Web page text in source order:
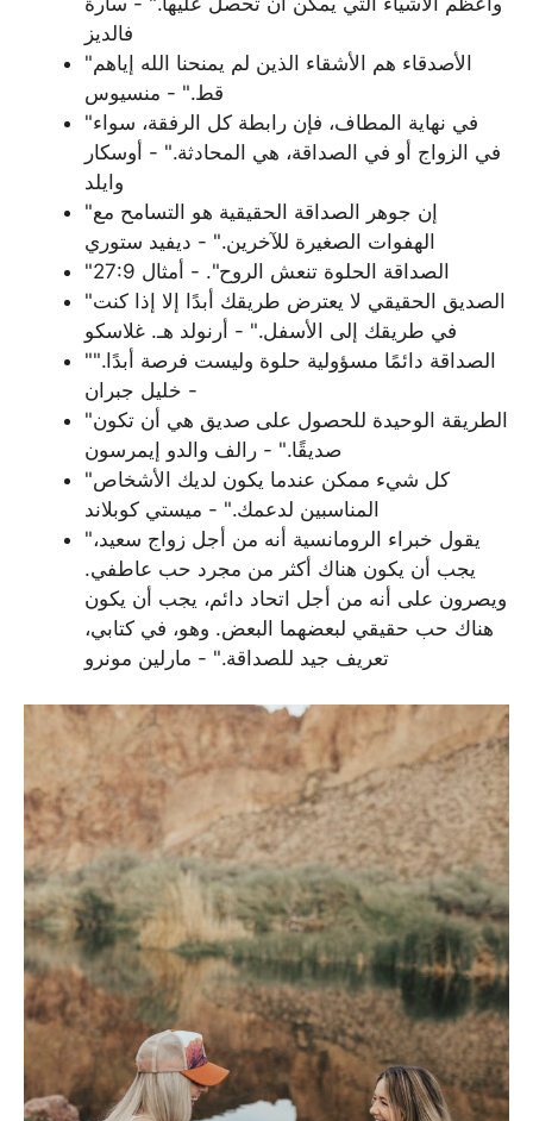
فالديز
"الأصدقاء هم الأشقاء الذين لم يمنحنا الله إياهم
قط." - منسيوس
"في نهاية المطاف، فإن رابطة كل الرفقة، سواء
في الزواج أو في الصداقة، هي المحادثة." - أوسكار
وايلد
"إن جوهر الصداقة الحقيقية هو التسامح مع
الهفوات الصغيرة للآخرين." - ديفيد ستوري
"الصداقة الحلوة تنعش الروح". - أمثال 27:9
"الصديق الحقيقي لا يعترض طريقك أبدًا إلا إذا كنت
في طريقك إلى الأسفل." - أرنولد هـ. غلاسكو
"الصداقة دائمًا مسؤولية حلوة وليست فرصة أبدًا."
- خليل جبران
"الطريقة الوحيدة للحصول على صديق هي أن تكون
صديقًا." - رالف والدو إيمرسون
"كل شيء ممكن عندما يكون لديك الأشخاص
المناسبين لدعمك." - ميستي كوبلاند
"يقول خبراء الرومانسية أنه من أجل زواج سعيد،
يجب أن يكون هناك أكثر من مجرد حب عاطفي.
ويصرون على أنه من أجل اتحاد دائم، يجب أن يكون
هناك حب حقيقي لبعضهما البعض. وهو، في كتابي،
تعريف جيد للصداقة." - مارلين مونرو